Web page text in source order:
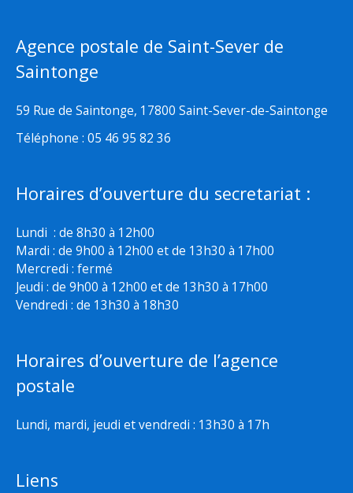
Agence postale de Saint-Sever de
Saintonge
59 Rue de Saintonge, 17800 Saint-Sever-de-Saintonge
Téléphone : 05 46 95 82 36
Horaires d’ouverture du secretariat :
Lundi : de 8h30 à 12h00
Mardi : de 9h00 à 12h00 et de 13h30 à 17h00
Mercredi : fermé
Jeudi : de 9h00 à 12h00 et de 13h30 à 17h00
Vendredi : de 13h30 à 18h30
Horaires d’ouverture de l’agence
postale
Lundi, mardi, jeudi et vendredi : 13h30 à 17h
Liens